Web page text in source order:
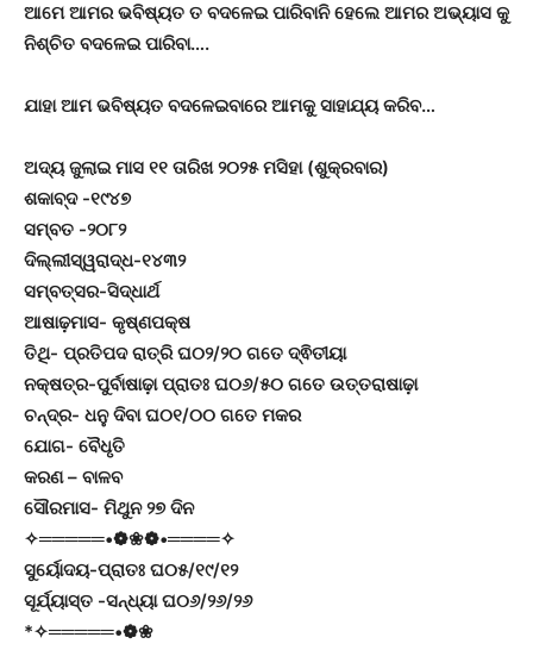
ଆମେ ଆମର ଭବିଷ୍ୟତ ତ ବଦଳେଇ ପାରିବାନି ହେଲେ ଆମର ଅଭ୍ୟାସ କୁ
ନିଶ୍ଚିତ ବଦଳେଇ ପାରିବା….
ଯାହା ଆମ ଭବିଷ୍ୟତ ବଦଳେଇବାରେ ଆମକୁ ସାହାଯ୍ୟ କରିବ…
ଅଦ୍ୟ ଜୁଲାଇ ମାସ ୧୧ ତାରିଖ ୨୦୨୫ ମସିହା (ଶୁକ୍ରବାର)
ଶକାବ୍ଦ -୧୯୪୭
ସମ୍ବତ -୨୦୮୨
ଦିଲ୍ଲୀସ୍ୱରାଦ୍ଧ-୧୪୩୨
ସମ୍ବତ୍ସର-ସିଦ୍ଧାର୍ଥ
ଆଷାଢ଼ମାସ- କୃଷ୍ଣପକ୍ଷ
ତିଥି- ପ୍ରତିପଦ ରାତ୍ରି ଘ୦୨/୨୦ ଗତେ ଦ୍ଵିତୀୟା
ନକ୍ଷତ୍ର-ପୁର୍ବାଷାଢ଼ା ପ୍ରାତଃ ଘ୦୬/୫୦ ଗତେ ଉତ୍ତରାଷାଢ଼ା
ଚନ୍ଦ୍ର- ଧନୁ ଦିବା ଘ୦୧/୦୦ ଗତେ ମକର
ଯୋଗ- ବୈଧୃତି
କରଣ – ବାଳବ
ସୌରମାସ- ମିଥୁନ ୨୭ ଦିନ
✧═════•❁❀❁•════✧
ସୁର୍ୟୋଦୟ-ପ୍ରାତଃ ଘ୦୫/୧୯/୧୨
ସୂର୍ଯ୍ୟାସ୍ତ -ସନ୍ଧ୍ୟା ଘ୦୬/୨୬/୨୬
*✧═════•❁❀